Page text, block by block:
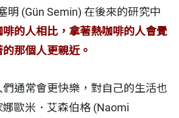
明 (Gün Semin) 在後來的研究中
的人相比，拿著熱咖啡的人會覺
那個人更親近。
通常會更快樂，對自己的生活也
歐米．艾森伯格 (Naomi